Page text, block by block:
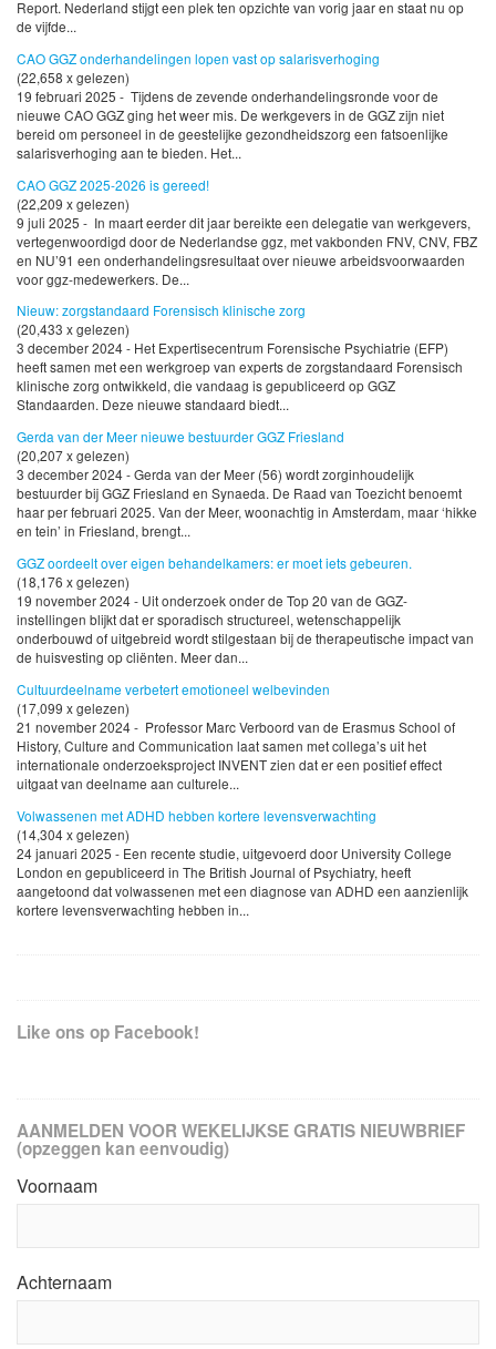
Report. Nederland stijgt een plek ten opzichte van vorig jaar en staat nu op
de vijfde...
CAO GGZ onderhandelingen lopen vast op salarisverhoging
(22,658 x gelezen)
19 februari 2025 - Tijdens de zevende onderhandelingsronde voor de
nieuwe CAO GGZ ging het weer mis. De werkgevers in de GGZ zijn niet
bereid om personeel in de geestelijke gezondheidszorg een fatsoenlijke
salarisverhoging aan te bieden. Het...
CAO GGZ 2025-2026 is gereed!
(22,209 x gelezen)
9 juli 2025 - In maart eerder dit jaar bereikte een delegatie van werkgevers,
vertegenwoordigd door de Nederlandse ggz, met vakbonden FNV, CNV, FBZ
en NU’91 een onderhandelingsresultaat over nieuwe arbeidsvoorwaarden
voor ggz-medewerkers. De...
Nieuw: zorgstandaard Forensisch klinische zorg
(20,433 x gelezen)
3 december 2024 - Het Expertisecentrum Forensische Psychiatrie (EFP)
heeft samen met een werkgroep van experts de zorgstandaard Forensisch
klinische zorg ontwikkeld, die vandaag is gepubliceerd op GGZ
Standaarden. Deze nieuwe standaard biedt...
Gerda van der Meer nieuwe bestuurder GGZ Friesland
(20,207 x gelezen)
3 december 2024 - Gerda van der Meer (56) wordt zorginhoudelijk
bestuurder bij GGZ Friesland en Synaeda. De Raad van Toezicht benoemt
haar per februari 2025. Van der Meer, woonachtig in Amsterdam, maar ‘hikke
en tein’ in Friesland, brengt...
GGZ oordeelt over eigen behandelkamers: er moet iets gebeuren.
(18,176 x gelezen)
19 november 2024 - Uit onderzoek onder de Top 20 van de GGZ-
instellingen blijkt dat er sporadisch structureel, wetenschappelijk
onderbouwd of uitgebreid wordt stilgestaan bij de therapeutische impact van
de huisvesting op cliënten. Meer dan...
Cultuurdeelname verbetert emotioneel welbevinden
(17,099 x gelezen)
21 november 2024 - Professor Marc Verboord van de Erasmus School of
History, Culture and Communication laat samen met collega’s uit het
internationale onderzoeksproject INVENT zien dat er een positief effect
uitgaat van deelname aan culturele...
Volwassenen met ADHD hebben kortere levensverwachting
(14,304 x gelezen)
24 januari 2025 - Een recente studie, uitgevoerd door University College
London en gepubliceerd in The British Journal of Psychiatry, heeft
aangetoond dat volwassenen met een diagnose van ADHD een aanzienlijk
kortere levensverwachting hebben in...
Like ons op Facebook!
AANMELDEN VOOR WEKELIJKSE GRATIS NIEUWBRIEF
(opzeggen kan eenvoudig)
Voornaam
Achternaam